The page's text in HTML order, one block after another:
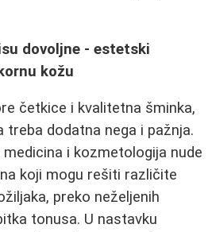
dovoljne - estetski
kožu
četkice i kvalitetna šminka,
treba dodatna nega i pažnja.
i kozmetologija nude
koji mogu rešiti različite
preko neželjenih
tonusa. U nastavku